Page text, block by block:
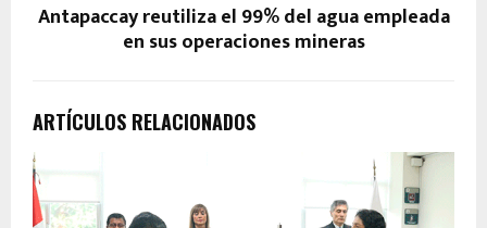
Antapaccay reutiliza el 99% del agua empleada
en sus operaciones mineras
ARTÍCULOS RELACIONADOS